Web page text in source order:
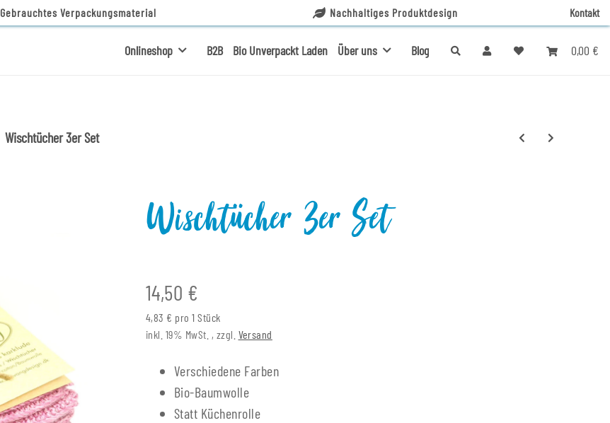
Gebrauchtes Verpackungsmaterial Nachhaltiges Produktdesign Kontakt
0,00 €
Onlineshop B2B Bio Unverpackt Laden Über uns Blog
Wischtücher 3er Set
Wischtücher 3er Set
14,50 €
4,83 € pro 1 Stück
inkl. 19% MwSt. , zzgl. Versand
Verschiedene Farben
Bio-Baumwolle
Statt Küchenrolle